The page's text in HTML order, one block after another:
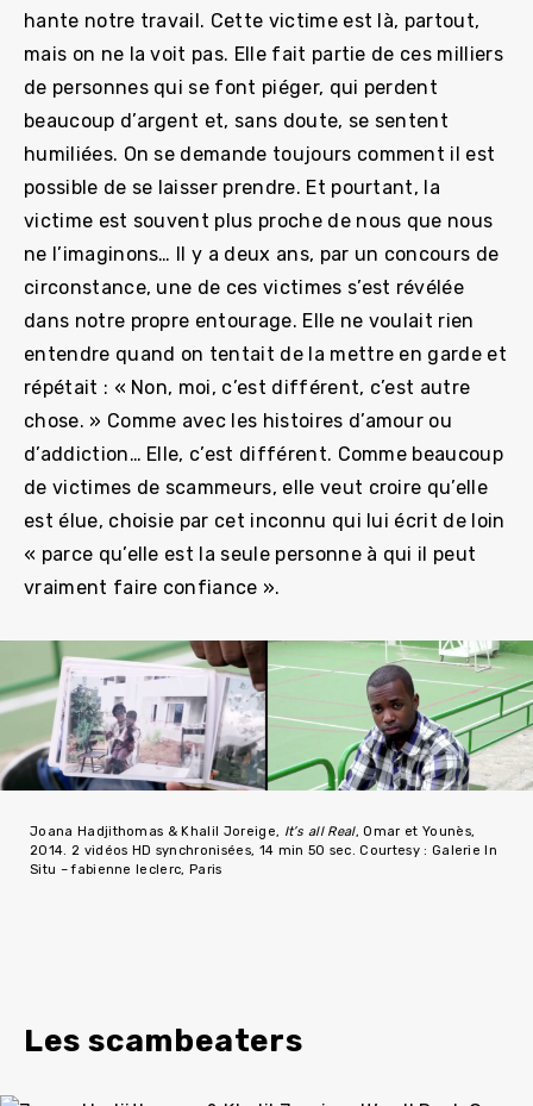
hante notre travail. Cette victime est là, partout,
mais on ne la voit pas. Elle fait partie de ces milliers
de personnes qui se font piéger, qui perdent
beaucoup d’argent et, sans doute, se sentent
humiliées. On se demande toujours comment il est
possible de se laisser prendre. Et pourtant, la
victime est souvent plus proche de nous que nous
ne l’imaginons… Il y a deux ans, par un concours de
circonstance, une de ces victimes s’est révélée
dans notre propre entourage. Elle ne voulait rien
entendre quand on tentait de la mettre en garde et
répétait : « Non, moi, c’est différent, c’est autre
chose. » Comme avec les histoires d’amour ou
d’addiction… Elle, c’est différent. Comme beaucoup
de victimes de scammeurs, elle veut croire qu’elle
est élue, choisie par cet inconnu qui lui écrit de loin
« parce qu’elle est la seule personne à qui il peut
vraiment faire confiance ».
Joana Hadjithomas & Khalil Joreige, It’s all Real, Omar et Younès,
2014. 2 vidéos HD synchronisées, 14 min 50 sec. Courtesy : Galerie In
Situ – fabienne leclerc, Paris
Les scambeaters